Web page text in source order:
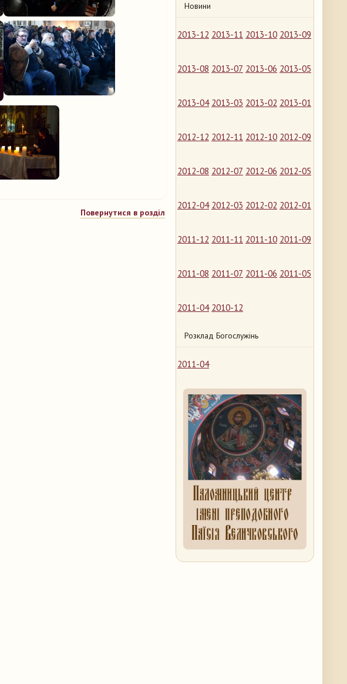
Новини
2013-12 2013-11 2013-10 2013-09
2013-08 2013-07 2013-06 2013-05
2013-04 2013-03 2013-02 2013-01
2012-12 2012-11 2012-10 2012-09
2012-08 2012-07 2012-06 2012-05
2012-04 2012-03 2012-02 2012-01
2011-12 2011-11 2011-10 2011-09
2011-08 2011-07 2011-06 2011-05
2011-04 2010-12
Розклад Богослужінь
2011-04
Повернутися в розділ